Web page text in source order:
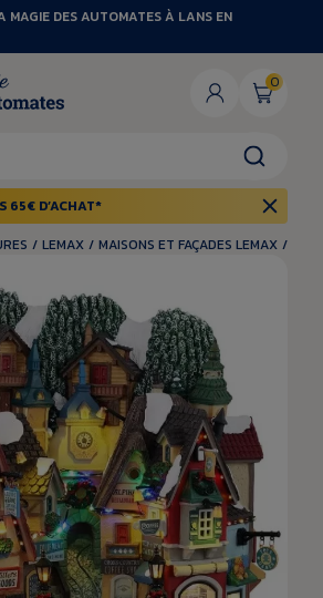
MAGIE DES AUTOMATES À LANS EN
0
65€ D’ACHAT*
/ LEMAX / MAISONS ET FAÇADES LEMAX /